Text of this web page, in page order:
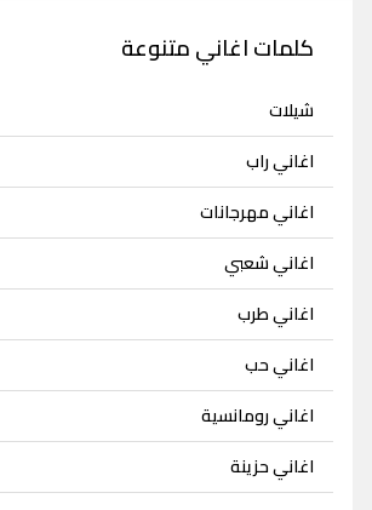
كلمات اغاني متنوعة
شيلات
اغاني راب
اغاني مهرجانات
اغاني شعبي
اغاني طرب
اغاني حب
اغاني رومانسية
اغاني حزينة